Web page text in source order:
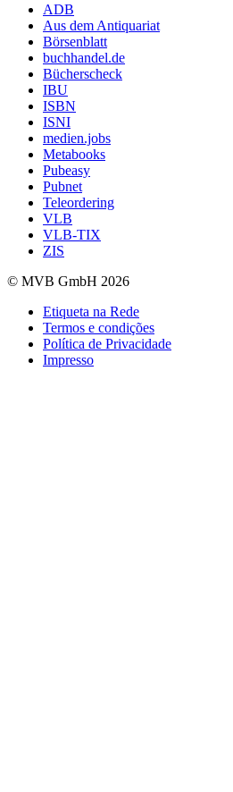
ADB
Aus dem Antiquariat
Börsenblatt
buchhandel.de
Bücherscheck
IBU
ISBN
ISNI
medien.jobs
Metabooks
Pubeasy
Pubnet
Teleordering
VLB
VLB-TIX
ZIS
© MVB GmbH 2026
Etiqueta na Rede
Termos e condições
Política de Privacidade
Impresso